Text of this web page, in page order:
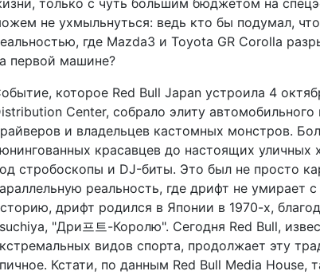
только с чуть большим бюджетом на
не ухмыльнуться: ведь кто бы подумал,
где Mazda3 и Toyota GR Corolla
первой машине?
которое Red Bull Japan устроила 4
Center, собрало элиту
и владельцев кастомных монстров.
красавцев до настоящих уличных
стробоскопы и DJ-биты. Это был не просто
реальность, где дрифт не умирает
дрифт родился в Японии в 1970-х,
"Дри프트-Королю". Сегодня Red Bull,
видов спорта, продолжает эту
Кстати, по данным Red Bull Media House,